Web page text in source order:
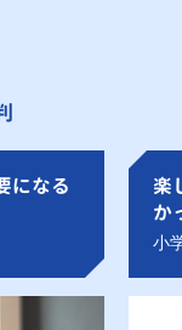
になる
楽
か
小